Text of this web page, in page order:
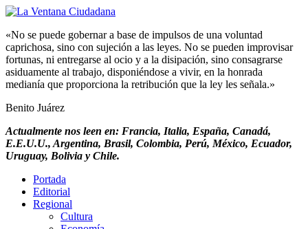
«No se puede gobernar a base de impulsos de una voluntad
caprichosa, sino con sujeción a las leyes. No se pueden improvisar
fortunas, ni entregarse al ocio y a la disipación, sino consagrarse
asiduamente al trabajo, disponiéndose a vivir, en la honrada
medianía que proporciona la retribución que la ley les señala.»
Benito Juárez
Actualmente nos leen en: Francia, Italia, España, Canadá,
E.E.U.U., Argentina, Brasil, Colombia, Perú, México, Ecuador,
Uruguay, Bolivia y Chile.
Portada
Editorial
Regional
Cultura